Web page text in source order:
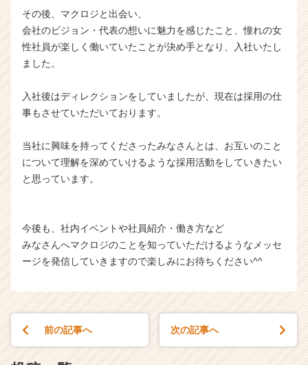
その後、マクロジと出会い、
会社のビジョン・代表の想いに魅力を感じたこと、憧れの女
性社員が楽しく働いていたことが決め手となり、入社いたし
ました。
入社後はディレクションをしていましたが、現在は採用の仕
事もさせていただいております。
当社に興味を持ってくださったみなさんとは、お互いのこと
について理解を深めていけるような採用活動をしていきたい
と思っています。
今後も、社内イベントや社員紹介・働き方など
みなさんへマクロジのことを知っていただけるようなメッセ
ージを発信していきますので楽しみにお待ちください^^
前の記事へ 次の記事へ